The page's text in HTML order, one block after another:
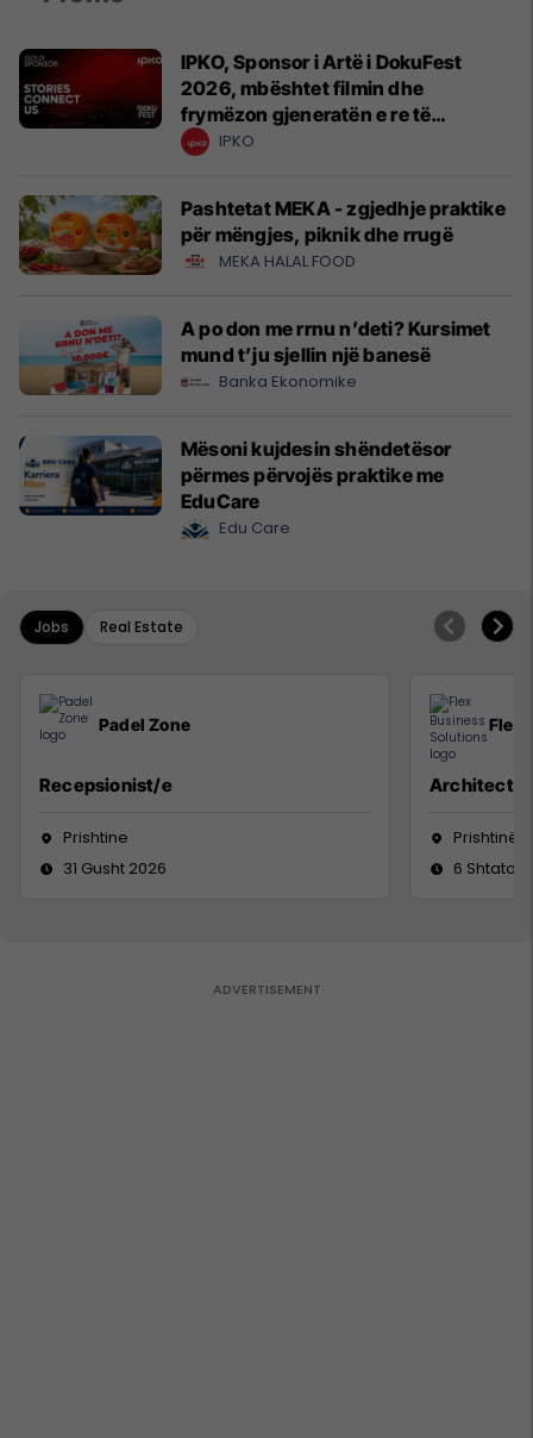
IPKO, Sponsor i Artë i DokuFest
2026, mbështet filmin dhe
frymëzon gjeneratën e re të
krijuesve
IPKO
Pashtetat MEKA - zgjedhje praktike
për mëngjes, piknik dhe rrugë
MEKA HALAL FOOD
A po don me rrnu n’deti? Kursimet
mund t’ju sjellin një banesë
Banka Ekonomike
Mësoni kujdesin shëndetësor
përmes përvojës praktike me
EduCare
Edu Care
Jobs Real Estate
Padel Zone
Recepsionist/e
Prishtine
31 Gusht 2026
Flex
Architect
Prishtinë
6 Shtator